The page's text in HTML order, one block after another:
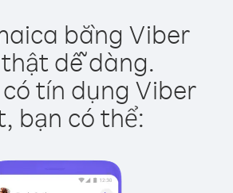
bằng Viber
dễ dàng.
tín dụng Viber
bạn có thể: